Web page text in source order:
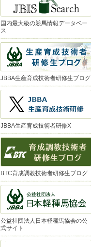
国内最大級の競馬情報データベー
ス
JBBA生産育成技術者研修生ブログ
JBBA生産育成技術者研修X
BTC育成調教技術者研修生ブログ
公益社団法人日本軽種馬協会の公
式サイト